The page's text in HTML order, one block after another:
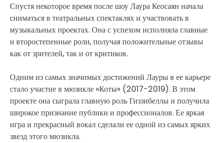
Спустя некоторое время после шоу Лаура Кеосаян начала
сниматься в театральных спектаклях и участвовать в
музыкальных проектах. Она с успехом исполняла главные
и второстепенные роли, получая положительные отзывы
как от зрителей, так и от критиков.
Одним из самых значимых достижений Лауры в ее карьере
стало участие в мюзикле «Коты» (2017-2019). В этом
проекте она сыграла главную роль Гиззибеллы и получила
широкое признание публики и профессионалов. Ее яркая
игра и прекрасный вокал сделали ее одной из самых ярких
звезд этого мюзикла.